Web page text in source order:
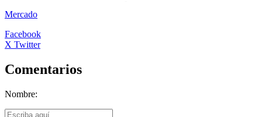
Mercado
Facebook
X Twitter
Comentarios
Nombre: